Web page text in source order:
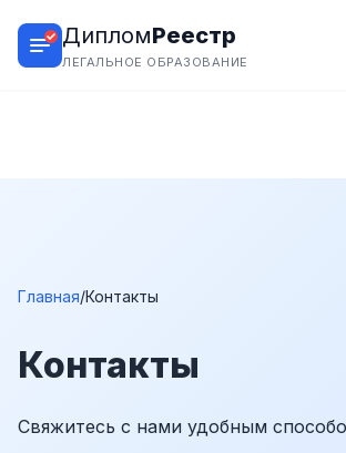
ДипломРеестр
ЛЕГАЛЬНОЕ ОБРАЗОВАНИЕ
Главная/Контакты
Контакты
Свяжитесь с нами удобным